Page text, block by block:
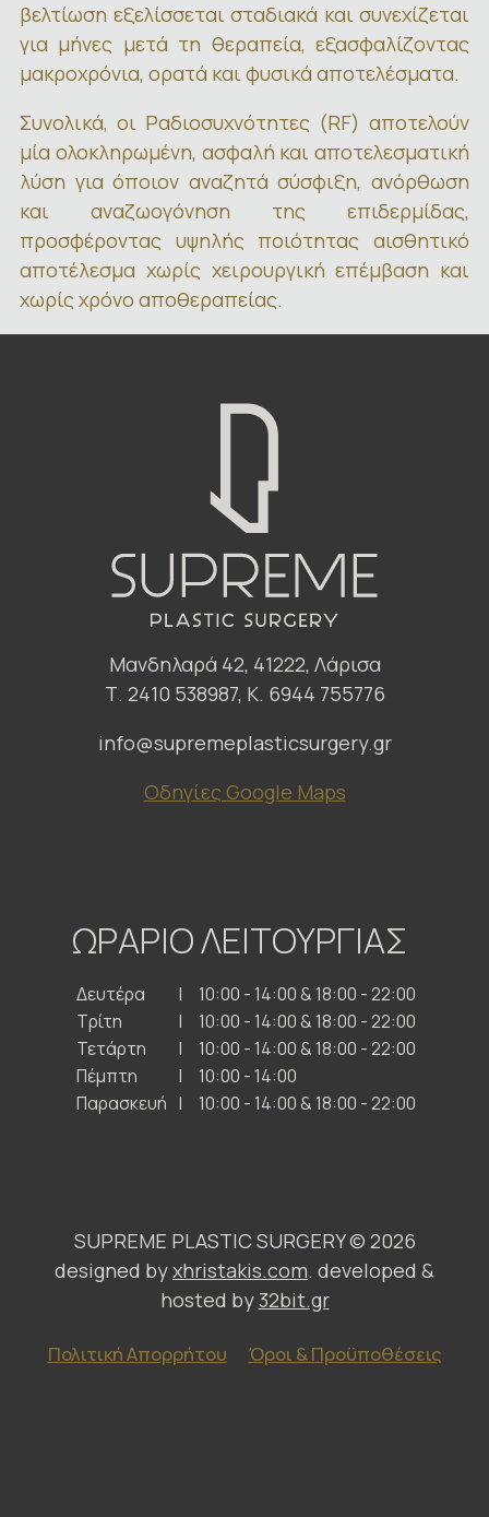
βελτίωση εξελίσσεται σταδιακά και συνεχίζεται
για μήνες μετά τη θεραπεία, εξασφαλίζοντας
μακροχρόνια, ορατά και φυσικά αποτελέσματα.
Συνολικά, οι Ραδιοσυχνότητες (RF) αποτελούν
μία ολοκληρωμένη, ασφαλή και αποτελεσματική
λύση για όποιον αναζητά σύσφιξη, ανόρθωση
και αναζωογόνηση της επιδερμίδας,
προσφέροντας υψηλής ποιότητας αισθητικό
αποτέλεσμα χωρίς χειρουργική επέμβαση και
χωρίς χρόνο αποθεραπείας.
Μανδηλαρά 42, 41222, Λάρισα
Τ. 2410 538987, Κ. 6944 755776
info@supremeplasticsurgery.gr
Οδηγίες Google Maps
ΩΡΑΡΙΟ ΛΕΙΤΟΥΡΓΙΑΣ
Δευτέρα
10:00 - 14:00 & 18:00 - 22:00
Τρίτη
10:00 - 14:00 & 18:00 - 22:00
Τετάρτη
10:00 - 14:00 & 18:00 - 22:00
Πέμπτη
10:00 - 14:00
Παρασκευή
10:00 - 14:00 & 18:00 - 22:00
SUPREME PLASTIC SURGERY © 2026
designed byxhristakis.com. developed &
hosted by32bit.gr
Πολιτική Απορρήτου Όροι & Προϋποθέσεις